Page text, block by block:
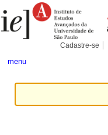
para
conteúdo.
Pessoais
Cadastre-se
menu